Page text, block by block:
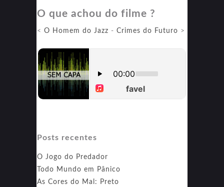
Sem
O que achou do filme ?
< O Homem do Jazz - Crimes do Futuro >
Posts recentes
O Jogo do Predador
Todo Mundo em Pânico
As Cores do Mal: Preto